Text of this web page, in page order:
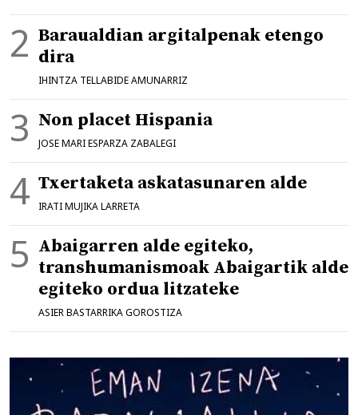
Baraualdian argitalpenak etengo
dira
IHINTZA TELLABIDE AMUNARRIZ
Non placet Hispania
JOSE MARI ESPARZA ZABALEGI
Txertaketa askatasunaren alde
IRATI MUJIKA LARRETA
Abaigarren alde egiteko,
transhumanismoak Abaigartik alde
egiteko ordua litzateke
ASIER BASTARRIKA GOROSTIZA